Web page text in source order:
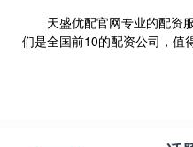
天盛优配官网专业的配资
们是全国前10的配资公司，值